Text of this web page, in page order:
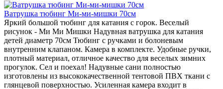
Ватрушка тюбинг Ми-ми-мишки 70см
Яркий большой тюбинг для катания с горок. Веселый
рисунок - Ми Ми Мишки Надувная ватрушка для катания
детей диаметр 70см Тюбинг с ручками и болоневым
внутренним клапаном. Камера в комплекте. Удобные ручки,
плотный материал, отличное качество для веселых зимних
прогулок. Сел и поехал! Надувные сани полностью
изготовлены из высококачественной тентовой ПВХ ткани с
глянцевой поверхностью. Усиленная камера входит в